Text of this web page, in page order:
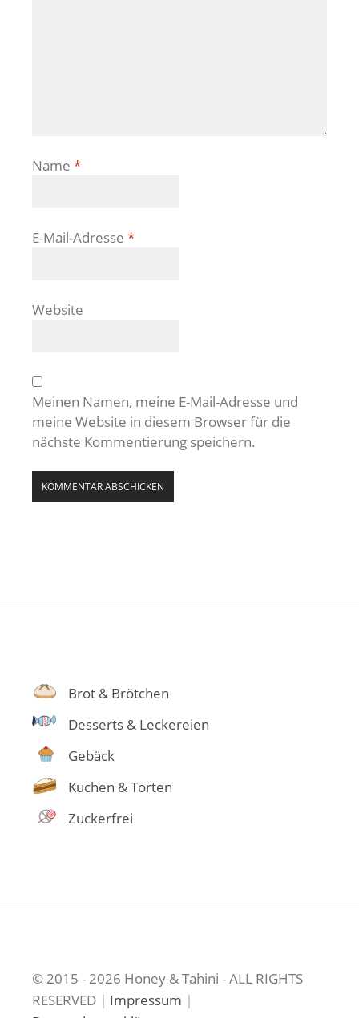
Name *
E-Mail-Adresse *
Website
Meinen Namen, meine E-Mail-Adresse und
meine Website in diesem Browser für die
nächste Kommentierung speichern.
Brot & Brötchen
Desserts & Leckereien
Gebäck
Kuchen & Torten
Zuckerfrei
© 2015 - 2026 Honey & Tahini - ALL RIGHTS
RESERVED | Impressum |